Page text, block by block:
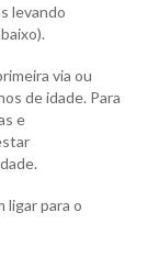
levando
via ou
de idade. Para
e
ligar para o